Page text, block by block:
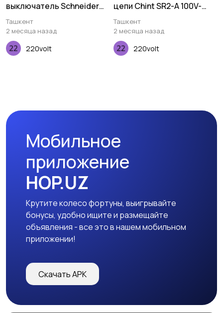
выключатель Schneider
Electric iC60N 2P 2A C
Ташкент
2 месяца назад
220volt
цепи Chint SR2-A 100V-
250V AC/DC для NC1
Ташкент
2 месяца назад
220volt
Мобильное
приложение
HOP.UZ
Крутите колесо фортуны, выигрывайте
бонусы, удобно ищите и размещайте
объявления - все это в нашем мобильном
приложении!
Скачать APK